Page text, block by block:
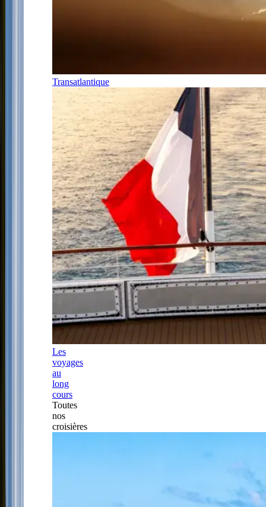
Transatlantique
Les
voyages
au
long
cours
Toutes
nos
croisières